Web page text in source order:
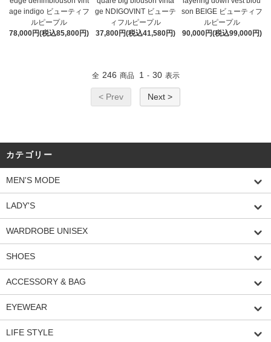
age indigo ビューティフ
ルピープル
78,000円(税込85,800円)
ge NDIGOVINT ビューテ
ィフルピープル
37,800円(税込41,580円)
son BEIGE ビューティフ
ルピープル
90,000円(税込99,000円)
全 246 商品 1 - 30 表示
< Prev Next >
カテゴリー
MEN'S MODE
LADY'S
WARDROBE UNISEX
SHOES
ACCESSORY & BAG
EYEWEAR
LIFE STYLE